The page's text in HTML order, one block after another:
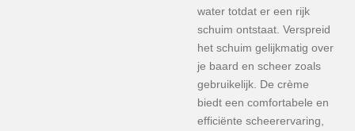
water totdat er een rijk
schuim ontstaat. Verspreid
het schuim gelijkmatig over
je baard en scheer zoals
gebruikelijk. De crème
biedt een comfortabele en
efficiënte scheerervaring,